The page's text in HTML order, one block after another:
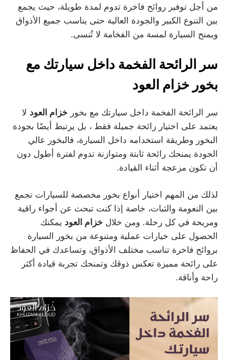
من أجل توفير روائح فاخرة تدوم لمدة طويلة، حيث يجمع
بين التنوع الكبير والجودة العالية حتى يناسب جميع الأذواق
ويمنح السيارة لمسة من الفخامة لا تُنسى.
سر الرائحة الفخمة داخل سيارتك مع
بخور خزام العود
سر الرائحة الفخمة داخل سيارتك مع بخور خزام العود لا
يعتمد على اختيار رائحة جميلة فقط ، بل يرتبط أيضًا بجودة
البخور وطريقة استخدامه داخل السيارة، فالبخور عالي
الجودة يمنحك رائحة ثابتة ومتوازنة تدوم لفترة أطول دون
أن تكون مزعجة أثناء القيادة.
لذلك من المهم اختيار أنواع بخور مخصصة للسيارات تجمع
بين النعومة والثبات، خاصة إذا كنت تبحث عن أجواء راقية
ومريحة في كل رحلة. ومن خلال خزام العود يمكنك
الحصول على خيارات عملية ومتنوعة من بخور السيارة
بروائح فاخرة تناسب مختلف الأذواق، وتساعدك في الحفاظ
على رائحة مميزة تعكس ذوقك وتمنحك تجربة قيادة أكثر
راحة وأناقة.